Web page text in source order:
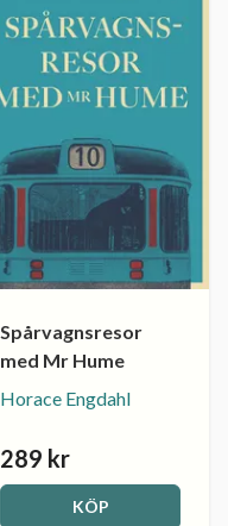
Spårvagnsresor
med Mr Hume
Horace Engdahl
289 kr
KÖP